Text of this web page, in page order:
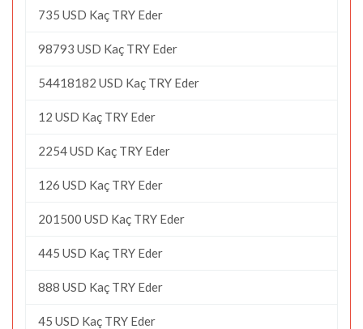
735 USD Kaç TRY Eder
98793 USD Kaç TRY Eder
54418182 USD Kaç TRY Eder
12 USD Kaç TRY Eder
2254 USD Kaç TRY Eder
126 USD Kaç TRY Eder
201500 USD Kaç TRY Eder
445 USD Kaç TRY Eder
888 USD Kaç TRY Eder
45 USD Kaç TRY Eder